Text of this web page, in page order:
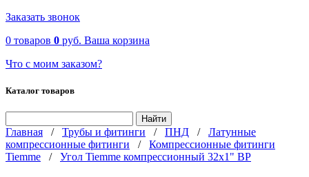
Заказать звонок
0 товаров 0 руб. Ваша корзина
Что с моим заказом?
Каталог товаров
Главная / Трубы и фитинги / ПНД / Латунные
компрессионные фитинги / Компрессионные фитинги
Tiemme / Угол Tiemme компрессионный 32x1" ВР